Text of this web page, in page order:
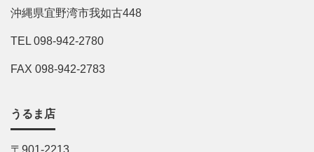
沖縄県宜野湾市我如古448
TEL 098-942-2780
FAX 098-942-2783
うるま店
〒901-2213